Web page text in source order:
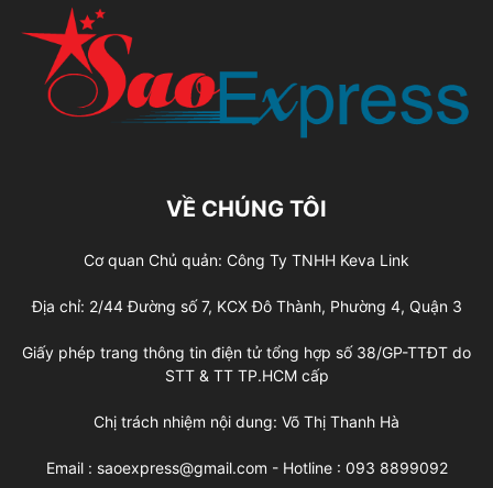
VỀ CHÚNG TÔI
Cơ quan Chủ quản: Công Ty TNHH Keva Link
Địa chỉ: 2/44 Đường số 7, KCX Đô Thành, Phường 4, Quận 3
Giấy phép trang thông tin điện tử tổng hợp số 38/GP-TTĐT do
STT & TT TP.HCM cấp
Chị trách nhiệm nội dung: Võ Thị Thanh Hà
Email : saoexpress@gmail.com - Hotline : 093 8899092